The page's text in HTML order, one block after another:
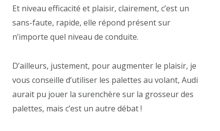
Et niveau efficacité et plaisir, clairement, c’est un
sans-faute, rapide, elle répond présent sur
n’importe quel niveau de conduite.
D’ailleurs, justement, pour augmenter le plaisir, je
vous conseille d’utiliser les palettes au volant, Audi
aurait pu jouer la surenchère sur la grosseur des
palettes, mais c’est un autre débat !